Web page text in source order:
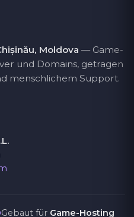
Moldova — Game-
und Domains, getragen
menschlichem Support.
Gebaut für Game-Hosting